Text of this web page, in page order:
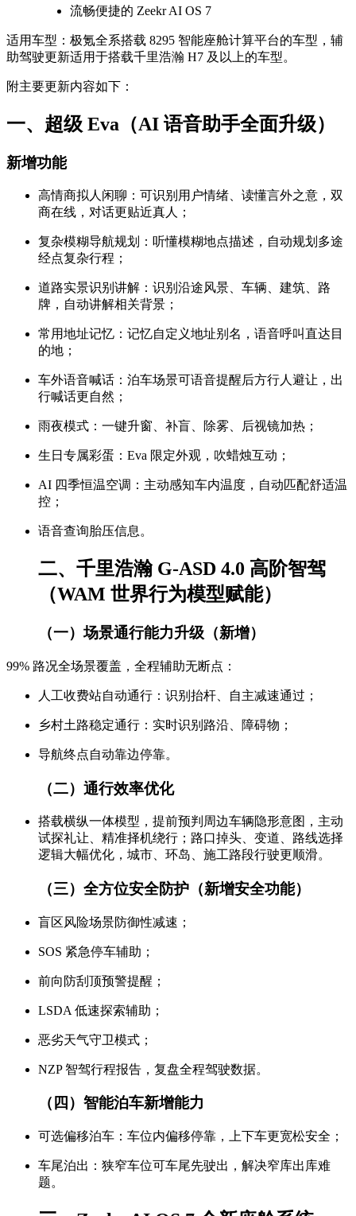
流畅便捷的 Zeekr AI OS 7
适用车型：极氪全系搭载 8295 智能座舱计算平台的车型，辅
助驾驶更新适用于搭载千里浩瀚 H7 及以上的车型。
附主要更新内容如下：
一、超级 Eva（AI 语音助手全面升级）
新增功能
高情商拟人闲聊：可识别用户情绪、读懂言外之意，双
商在线，对话更贴近真人；
复杂模糊导航规划：听懂模糊地点描述，自动规划多途
经点复杂行程；
道路实景识别讲解：识别沿途风景、车辆、建筑、路
牌，自动讲解相关背景；
常用地址记忆：记忆自定义地址别名，语音呼叫直达目
的地；
车外语音喊话：泊车场景可语音提醒后方行人避让，出
行喊话更自然；
雨夜模式：一键升窗、补盲、除雾、后视镜加热；
生日专属彩蛋：Eva 限定外观，吹蜡烛互动；
AI 四季恒温空调：主动感知车内温度，自动匹配舒适温
控；
语音查询胎压信息。
二、千里浩瀚 G-ASD 4.0 高阶智驾
（WAM 世界行为模型赋能）
（一）场景通行能力升级（新增）
99% 路况全场景覆盖，全程辅助无断点：
人工收费站自动通行：识别抬杆、自主减速通过；
乡村土路稳定通行：实时识别路沿、障碍物；
导航终点自动靠边停靠。
（二）通行效率优化
搭载横纵一体模型，提前预判周边车辆隐形意图，主动
试探礼让、精准择机绕行；路口掉头、变道、路线选择
逻辑大幅优化，城市、环岛、施工路段行驶更顺滑。
（三）全方位安全防护（新增安全功能）
盲区风险场景防御性减速；
SOS 紧急停车辅助；
前向防刮顶预警提醒；
LSDA 低速探索辅助；
恶劣天气守卫模式；
NZP 智驾行程报告，复盘全程驾驶数据。
（四）智能泊车新增能力
可选偏移泊车：车位内偏移停靠，上下车更宽松安全；
车尾泊出：狭窄车位可车尾先驶出，解决窄库出库难
题。